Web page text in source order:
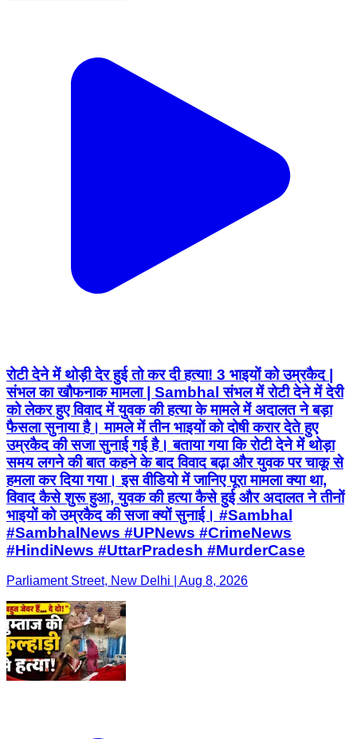
रोटी देने में थोड़ी देर हुई तो कर दी हत्या! 3 भाइयों को उम्रकैद |
संभल का खौफनाक मामला | Sambhal संभल में रोटी देने में देरी
को लेकर हुए विवाद में युवक की हत्या के मामले में अदालत ने बड़ा
फैसला सुनाया है। मामले में तीन भाइयों को दोषी करार देते हुए
उम्रकैद की सजा सुनाई गई है। बताया गया कि रोटी देने में थोड़ा
समय लगने की बात कहने के बाद विवाद बढ़ा और युवक पर चाकू से
हमला कर दिया गया। इस वीडियो में जानिए पूरा मामला क्या था,
विवाद कैसे शुरू हुआ, युवक की हत्या कैसे हुई और अदालत ने तीनों
भाइयों को उम्रकैद की सजा क्यों सुनाई। #Sambhal
#SambhalNews #UPNews #CrimeNews
#HindiNews #UttarPradesh #MurderCase
Parliament Street, New Delhi | Aug 8, 2026